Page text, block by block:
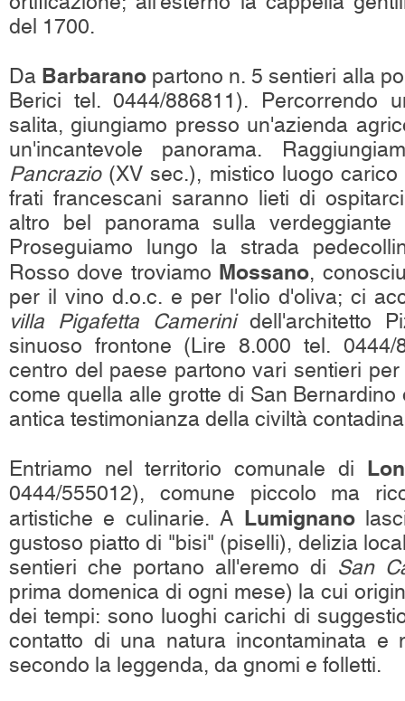
del 1700.
Da Barbarano partono n. 5 sentieri alla
Berici tel. 0444/886811). Percorrendo
salita, giungiamo presso un'azienda
un'incantevole panorama.
Pancrazio(XV sec.), mistico luogo
frati francescani saranno lieti di
altro bel panorama sulla verdeggiante
Proseguiamo lungo la strada
Rosso dove troviamo Mossano,
per il vino d.o.c. e per l'olio d'oliva; ci
villa Pigafetta Camerinidell'architetto
sinuoso frontone (Lire 8.000 tel. 0444/
centro del paese partono vari sentieri
come quella alle grotte di San
antica testimonianza della civiltà
Entriamo nel territorio comunale di
0444/555012), comune piccolo ma
artistiche e culinarie. A Lumignano
gustoso piatto di "bisi" (piselli), delizia
sentieri che portano all'eremo di San
prima domenica di ogni mese) la cui
dei tempi: sono luoghi carichi di
contatto di una natura incontaminata e
secondo la leggenda, da gnomi e folletti.